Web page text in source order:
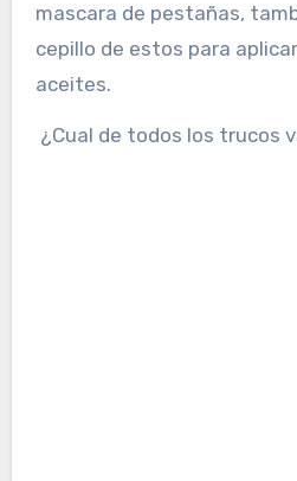
mascara de pestañas,
cepillo de estos para
aceites.
¿Cual de todos los trucos